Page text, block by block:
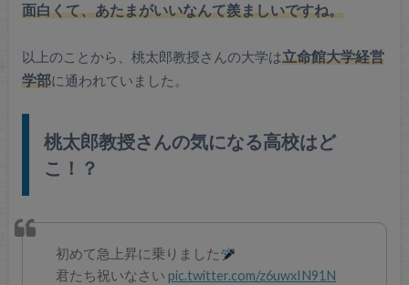
面白くて、あたまがいいなんて羨ましいですね。
以上のことから、桃太郎教授さんの大学は立命館大学経営
学部に通われていました。
桃太郎教授さんの気になる高校はど
こ！？
初めて急上昇に乗りました
君たち祝いなさいpic.twitter.com/z6uwxIN91N